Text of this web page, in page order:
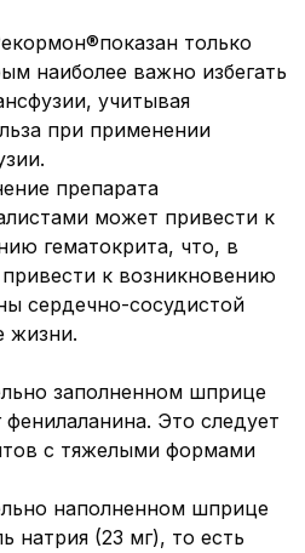
только
наиболее важно избегать
учитывая
при применении
препарата
может привести к
гематокрита, что, в
к возникновению
сердечно-сосудистой
жизни.
заполненном шприце
Это следует
с тяжелыми формами
наполненном шприце
натрия (23 мг), то есть